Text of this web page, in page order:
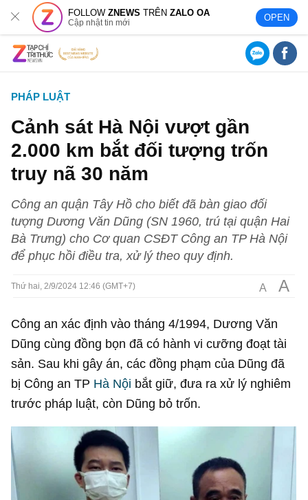
FOLLOWZNEWS TRÊNZALO OA
Cập nhật tin mới OPEN
PHÁP LUẬT
Cảnh sát Hà Nội vượt gần
2.000 km bắt đối tượng trốn
truy nã 30 năm
Công an quận Tây Hồ cho biết đã bàn giao đối
tượng Dương Văn Dũng (SN 1960, trú tại quận Hai
Bà Trưng) cho Cơ quan CSĐT Công an TP Hà Nội
để phục hồi điều tra, xử lý theo quy định.
Thứ hai, 2/9/2024 12:46 (GMT+7) A A
Công an xác định vào tháng 4/1994, Dương Văn
Dũng cùng đồng bọn đã có hành vi cưỡng đoạt tài
sản. Sau khi gây án, các đồng phạm của Dũng đã
bị Công an TP Hà Nội bắt giữ, đưa ra xử lý nghiêm
trước pháp luật, còn Dũng bỏ trốn.